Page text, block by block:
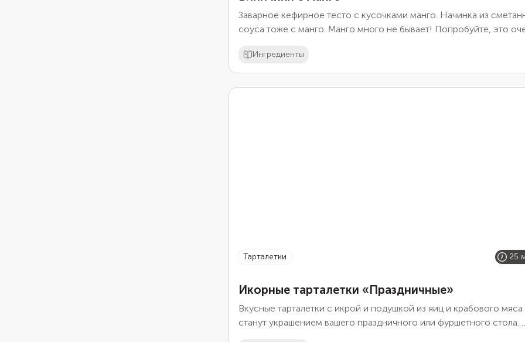
Заварное кефирное тесто с кусочками манго. Начинка из
соуса тоже с манго. Манго много не бывает! Попробуйте, это
Ингредиенты
тарталетки 25
Икорные тарталетки «Праздничные»
Вкусные тарталетки с икрой и подушкой из яиц и крабового мяса
станут украшением вашего праздничного или фуршетного стола.